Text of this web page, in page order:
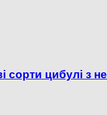
сорти цибулі з